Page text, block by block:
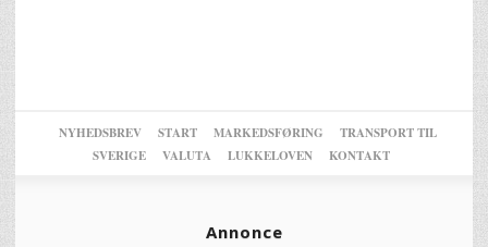
NYHEDSBREV START MARKEDSFØRING
TRANSPORT TIL
SVERIGE
VALUTA LUKKELOVEN KONTAKT
Annonce